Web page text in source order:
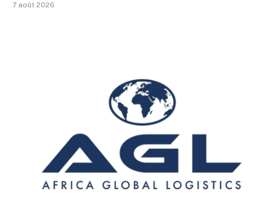
7 août 2026